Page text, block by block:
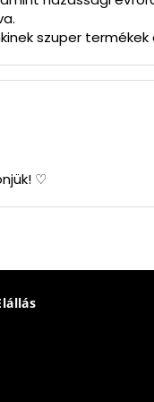
szuper termékek
♡